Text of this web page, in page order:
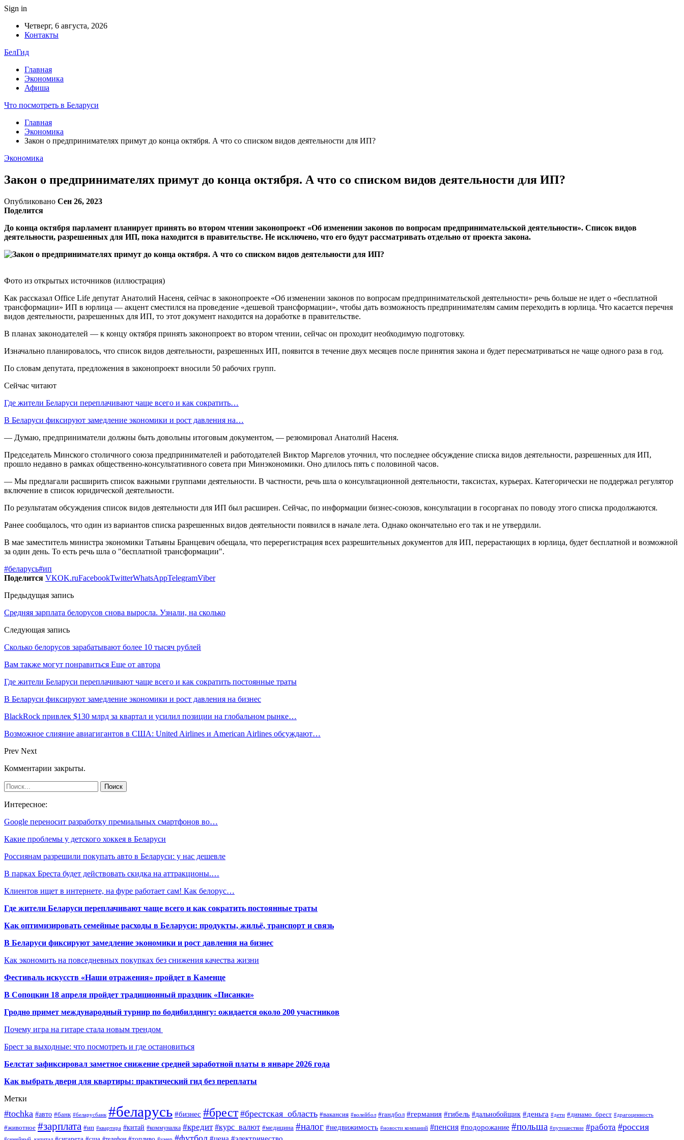
Sign in
Четверг, 6 августа, 2026
Контакты
БелГид
Главная
Экономика
Афиша
Что посмотреть в Беларуси
Главная
Экономика
Закон о предпринимателях примут до конца октября. А что со списком видов деятельности для ИП?
Экономика
Закон о предпринимателях примут до конца октября. А что со списком видов деятельности для ИП?
Опубликовано Сен 26, 2023
Поделится
До конца октября парламент планирует принять во втором чтении законопроект «Об изменении законов по вопросам предпринимательской деятельности». Список видов
деятельности, разрешенных для ИП, пока находится в правительстве. Не исключено, что его будут рассматривать отдельно от проекта закона.
Фото из открытых источников (иллюстрация)
Как рассказал Office Life депутат Анатолий Насеня, сейчас в законопроекте «Об изменении законов по вопросам предпринимательской деятельности» речь больше не идет о «бесплатной
трансформации» ИП в юрлица — акцент сместился на проведение «дешевой трансформации», чтобы дать возможность предпринимателям самим переходить в юрлица. Что касается перечня
видов деятельности, разрешенных для ИП, то этот документ находится на доработке в правительстве.
В планах законодателей — к концу октября принять законопроект во втором чтении, сейчас он проходит необходимую подготовку.
Изначально планировалось, что список видов деятельности, разрешенных ИП, появится в течение двух месяцев после принятия закона и будет пересматриваться не чаще одного раза в год.
По словам депутата, предложения в законопроект вносили 50 рабочих групп.
Сейчас читают
Где жители Беларуси переплачивают чаще всего и как сократить…
В Беларуси фиксируют замедление экономики и рост давления на…
— Думаю, предприниматели должны быть довольны итоговым документом, — резюмировал Анатолий Насеня.
Председатель Минского столичного союза предпринимателей и работодателей Виктор Маргелов уточнил, что последнее обсуждение списка видов деятельности, разрешенных для ИП,
прошло недавно в рамках общественно-консультативного совета при Минэкономики. Оно длилось пять с половиной часов.
— Мы предлагали расширить список важными группами деятельности. В частности, речь шла о консультационной деятельности, таксистах, курьерах. Категорически не поддержал регулятор
включение в список юридической деятельности.
По результатам обсуждения список видов деятельности для ИП был расширен. Сейчас, по информации бизнес-союзов, консультации в госорганах по поводу этого списка продолжаются.
Ранее сообщалось, что один из вариантов списка разрешенных видов деятельности появился в начале лета. Однако окончательно его так и не утвердили.
В мае заместитель министра экономики Татьяны Бранцевич обещала, что перерегистрация всех разрешительных документов для ИП, перерастающих в юрлица, будет бесплатной и возможной
за один день. То есть речь шла о "бесплатной трансформации".
#беларусь#ип
Поделится VKOK.ruFacebookTwitterWhatsAppTelegramViber
Предыдущая запись
Средняя зарплата белорусов снова выросла. Узнали, на сколько
Следующая запись
Сколько белорусов зарабатывают более 10 тысяч рублей
Вам также могут понравиться Еще от автора
Где жители Беларуси переплачивают чаще всего и как сократить постоянные траты
В Беларуси фиксируют замедление экономики и рост давления на бизнес
BlackRock привлек $130 млрд за квартал и усилил позиции на глобальном рынке…
Возможное слияние авиагигантов в США: United Airlines и American Airlines обсуждают…
Prev Next
Комментарии закрыты.
Интересное:
Google переносит разработку премиальных смартфонов во…
Какие проблемы у детского хоккея в Беларуси
Россиянам разрешили покупать авто в Беларуси: у нас дешевле
В парках Бреста будет действовать скидка на аттракционы.…
Клиентов ищет в интернете, на фуре работает сам! Как белорус…
Где жители Беларуси переплачивают чаще всего и как сократить постоянные траты
Как оптимизировать семейные расходы в Беларуси: продукты, жильё, транспорт и связь
В Беларуси фиксируют замедление экономики и рост давления на бизнес
Как экономить на повседневных покупках без снижения качества жизни
Фестиваль искусств «Наши отражения» пройдет в Каменце
В Сопоцкин 18 апреля пройдет традиционный праздник «Писанки»
Гродно примет международный турнир по бодибилдингу: ожидается около 200 участников
Почему игра на гитаре стала новым трендом
Брест за выходные: что посмотреть и где остановиться
Белстат зафиксировал заметное снижение средней заработной платы в январе 2026 года
Как выбрать двери для квартиры: практический гид без переплаты
Метки
#tochka #авто #банк #беларусбанк #беларусь #бизнес #брест #брестская_область #вакансия #волейбол #гандбол #германия #гибель #дальнобойщик #деньга #дети #динамо_брест #драгоценность
#животное #зарплата #ип #квартира #китай #коммуналка #кредит #курс_валют #медицина #налог #недвижимость #новости компаний #пенсия #подорожание #польша #путешествие #работа #россия
#футбол